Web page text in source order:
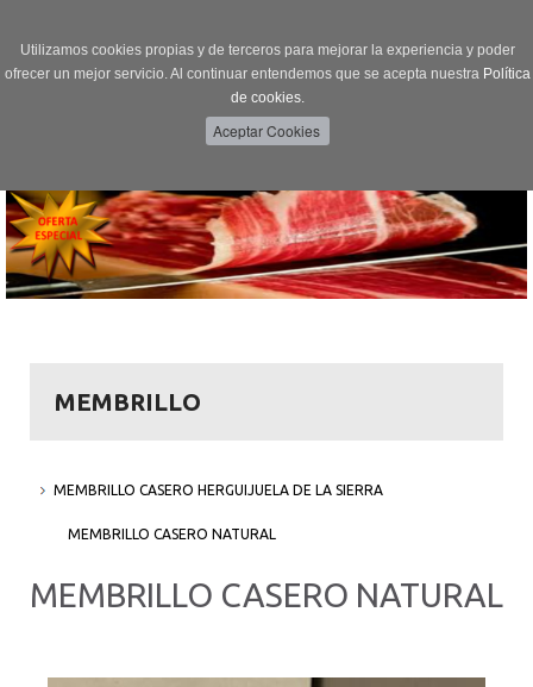
Utilizamos cookies propias y de terceros para mejorar la experiencia y poder
ofrecer un mejor servicio. Al continuar entendemos que se acepta nuestra Política
de cookies.
MEMBRILLO
MEMBRILLO CASERO HERGUIJUELA DE LA SIERRA
MEMBRILLO CASERO NATURAL
MEMBRILLO CASERO NATURAL